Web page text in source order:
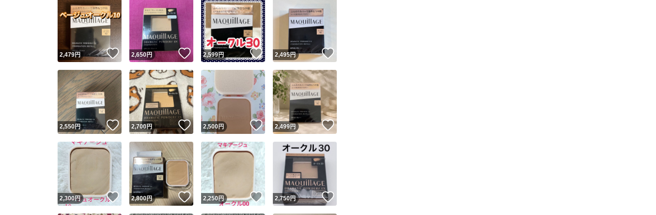
取引実績◯+ このユーザーはYahoo!フリマの取引を完了させた実績があります
他フリマ実績◯+ このユーザーは他フリマサービスでの取引実績があります
スピード&安心発送
※このバッジは実績に基づく表示であり、発送を保証しているものではありません
スピード＆安心発送
このユーザーは高頻度で24時間以内＆設定した発送日数内に発送してい
ます
スピード発送 このユーザーは高頻度で24時間以内に発送しています
安心発送 このユーザーは設定した発送日数内に発送しています
コピーは1商品につき1回
出品ページへ
キャンセル
2,479円 いいね！
2,650円 いいね！
2,599円 いいね！
2,495円
2,550円 いいね！
2,700円 いいね！
2,500円 いいね！
2,499円 いいね！
2,300円 いいね！
2,800円 いいね！
2,250円 いいね！
2,750円